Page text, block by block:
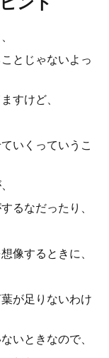
とじゃないよっ
すけど、
いくっていうこ
るなだったり、
像するときに、
が足りないわけ
いときなので、